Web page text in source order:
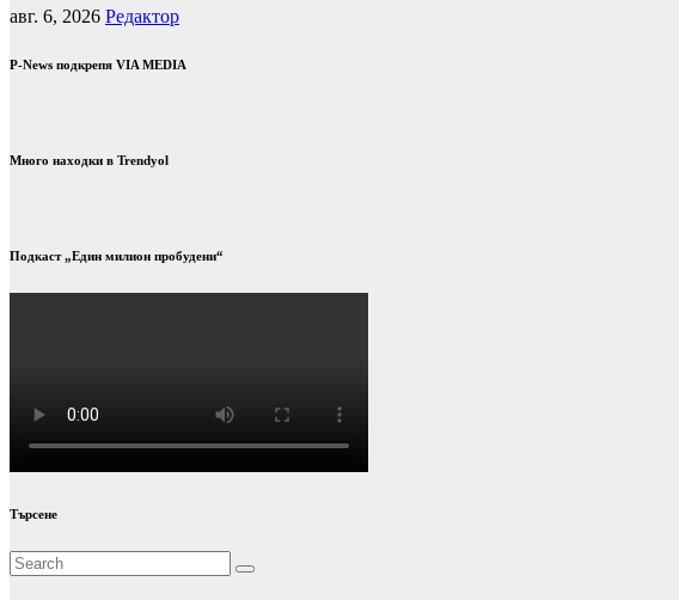
авг. 6, 2026 Редактор
P-News подкрепя VIA MEDIA
Много находки в Trendyol
Подкаст „Един милион пробудени“
Търсене